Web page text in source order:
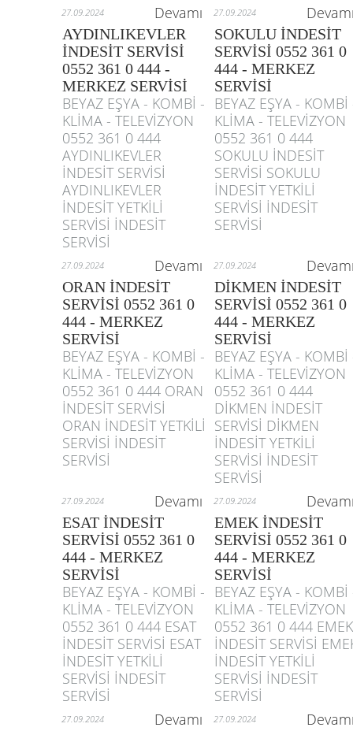
27.09.2024 Devamı 27.09.2024
AYDINLIKEVLER
İNDESİT SERVİSİ
0552 361 0 444 -
MERKEZ SERVİSİ
SOKULU İNDESİT
SERVİSİ 0552 361 0
444 - MERKEZ
SERVİSİ
BEYAZ EŞYA - KOMBİ -
KLİMA - TELEVİZYON
0552 361 0 444
AYDINLIKEVLER
İNDESİT SERVİSİ
AYDINLIKEVLER
İNDESİT YETKİLİ
SERVİSİ İNDESİT
SERVİSİ
BEYAZ EŞYA - KOMBİ
KLİMA - TELEVİZYON
0552 361 0 444
SOKULU İNDESİT
SERVİSİ SOKULU
İNDESİT YETKİLİ
SERVİSİ İNDESİT
SERVİSİ
27.09.2024 Devamı 27.09.2024
ORAN İNDESİT
SERVİSİ 0552 361 0
444 - MERKEZ
SERVİSİ
DİKMEN İNDESİT
SERVİSİ 0552 361 0
444 - MERKEZ
SERVİSİ
BEYAZ EŞYA - KOMBİ -
KLİMA - TELEVİZYON
0552 361 0 444 ORAN
İNDESİT SERVİSİ
ORAN İNDESİT YETKİLİ
SERVİSİ İNDESİT
SERVİSİ
BEYAZ EŞYA - KOMBİ
KLİMA - TELEVİZYON
0552 361 0 444
DİKMEN İNDESİT
SERVİSİ DİKMEN
İNDESİT YETKİLİ
SERVİSİ İNDESİT
SERVİSİ
27.09.2024 Devamı 27.09.2024
ESAT İNDESİT
SERVİSİ 0552 361 0
444 - MERKEZ
SERVİSİ
EMEK İNDESİT
SERVİSİ 0552 361 0
444 - MERKEZ
SERVİSİ
BEYAZ EŞYA - KOMBİ -
KLİMA - TELEVİZYON
0552 361 0 444 ESAT
İNDESİT SERVİSİ ESAT
İNDESİT YETKİLİ
SERVİSİ İNDESİT
SERVİSİ
BEYAZ EŞYA - KOMBİ
KLİMA - TELEVİZYON
0552 361 0 444 EMEK
İNDESİT SERVİSİ
İNDESİT YETKİLİ
SERVİSİ İNDESİT
SERVİSİ
27.09.2024 Devamı 27.09.2024